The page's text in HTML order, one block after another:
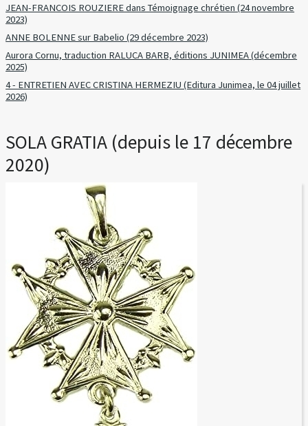
JEAN-FRANCOIS ROUZIERE dans Témoignage chrétien (24 novembre
2023)
ANNE BOLENNE sur Babelio (29 décembre 2023)
Aurora Cornu, traduction RALUCA BARB, éditions JUNIMEA (décembre
2025)
4 - ENTRETIEN AVEC CRISTINA HERMEZIU (Editura Junimea, le 04 juillet
2026)
SOLA GRATIA (depuis le 17 décembre
2020)